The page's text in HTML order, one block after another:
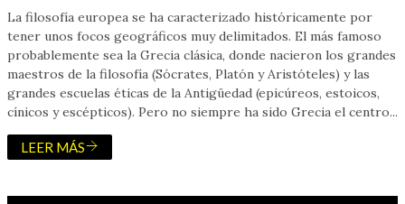
La filosofía europea se ha caracterizado históricamente por
tener unos focos geográficos muy delimitados. El más famoso
probablemente sea la Grecia clásica, donde nacieron los grandes
maestros de la filosofía (Sócrates, Platón y Aristóteles) y las
grandes escuelas éticas de la Antigüedad (epicúreos, estoicos,
cínicos y escépticos). Pero no siempre ha sido Grecia el centro...
LEER MÁS